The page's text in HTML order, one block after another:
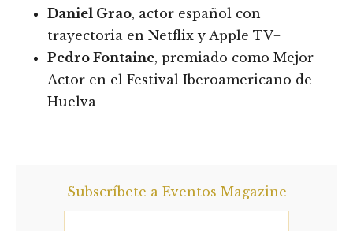
Daniel Grao, actor español con
trayectoria en Netflix y Apple TV+
Pedro Fontaine, premiado como Mejor
Actor en el Festival Iberoamericano de
Huelva
Subscríbete a Eventos Magazine